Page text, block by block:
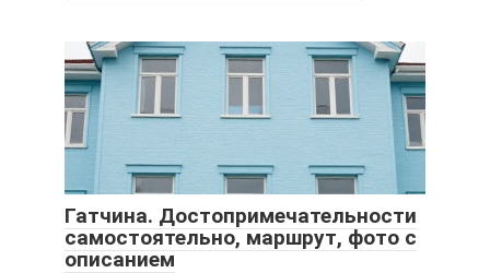
Гатчина. Достопримечательности
самостоятельно, маршрут, фото с
описанием